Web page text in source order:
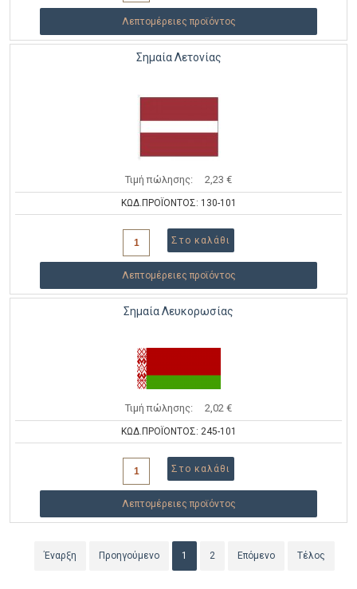
Λεπτομέρειες προϊόντος
Σημαία Λετονίας
Τιμή πώλησης: 2,23 €
ΚΩΔ.ΠΡΟΪΟΝΤΟΣ: 130-101
Λεπτομέρειες προϊόντος
Σημαία Λευκορωσίας
Τιμή πώλησης: 2,02 €
ΚΩΔ.ΠΡΟΪΟΝΤΟΣ: 245-101
Λεπτομέρειες προϊόντος
Έναρξη Προηγούμενο 1 2 Επόμενο Τέλος